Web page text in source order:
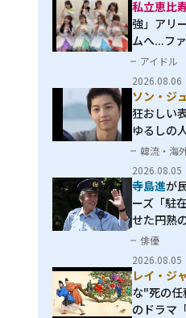
私立恵比
強」アリ
ムへ...フ
アイドル
2026.08.06
ソン・ジ
狂おしい
ゆるしの
男」
韓流・海
2026.08.05
寺島進が
ーズ「駐
せた円熟
俳優
2026.08.05
レイ・ジ
な"死の
のドラマ